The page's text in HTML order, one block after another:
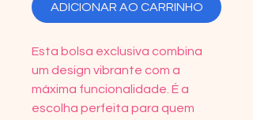
ADICIONAR AO CARRINHO
Esta bolsa exclusiva combina
um design vibrante com a
máxima funcionalidade. É a
escolha perfeita para quem